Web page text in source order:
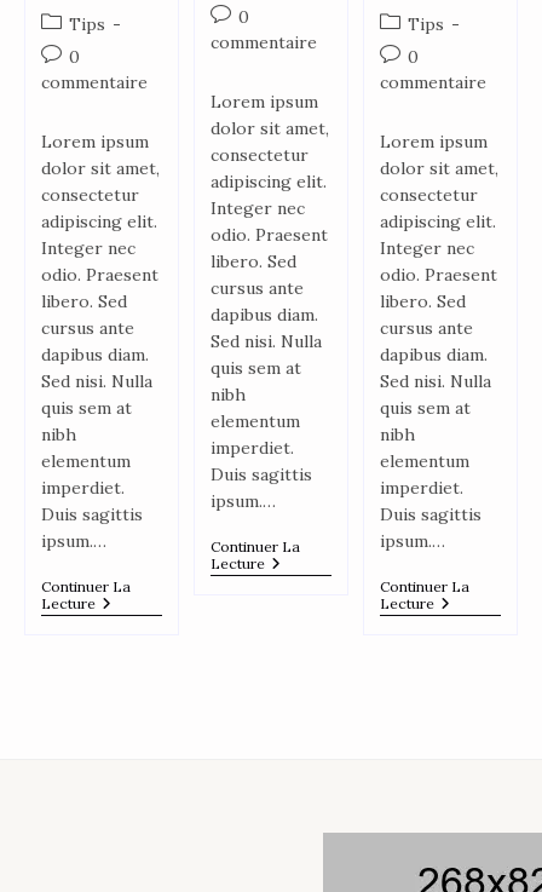
Tips
0
commentaire
Lorem ipsum
dolor sit amet,
consectetur
adipiscing elit.
Integer nec
odio. Praesent
libero. Sed
cursus ante
dapibus diam.
Sed nisi. Nulla
quis sem at
nibh
elementum
imperdiet.
Duis sagittis
ipsum.…
Continuer La
Lecture
0
commentaire
Lorem ipsum
dolor sit amet,
consectetur
adipiscing elit.
Integer nec
odio. Praesent
libero. Sed
cursus ante
dapibus diam.
Sed nisi. Nulla
quis sem at
nibh
elementum
imperdiet.
Duis sagittis
ipsum.…
Continuer La
Lecture
Tips
0
commentaire
Lorem ipsum
dolor sit amet,
consectetur
adipiscing elit.
Integer nec
odio. Praesent
libero. Sed
cursus ante
dapibus diam.
Sed nisi. Nulla
quis sem at
nibh
elementum
imperdiet.
Duis sagittis
ipsum.…
Continuer La
Lecture